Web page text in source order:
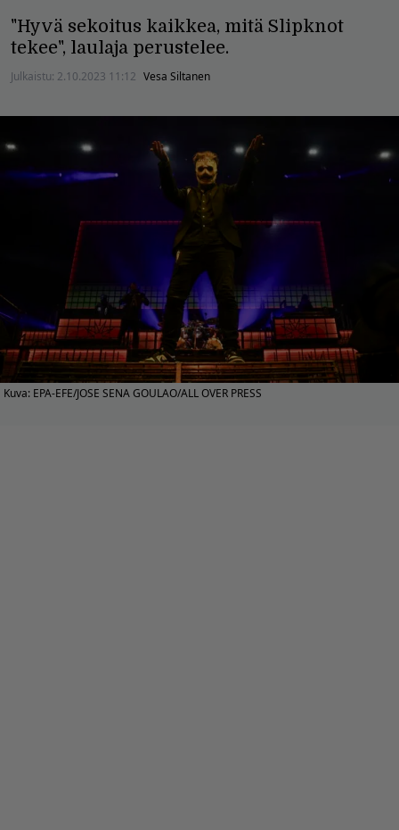
"Hyvä sekoitus kaikkea, mitä Slipknot
tekee", laulaja perustelee.
Julkaistu: 2.10.2023 11:12 Vesa Siltanen
Kuva: EPA-EFE/JOSE SENA GOULAO/ALL OVER PRESS